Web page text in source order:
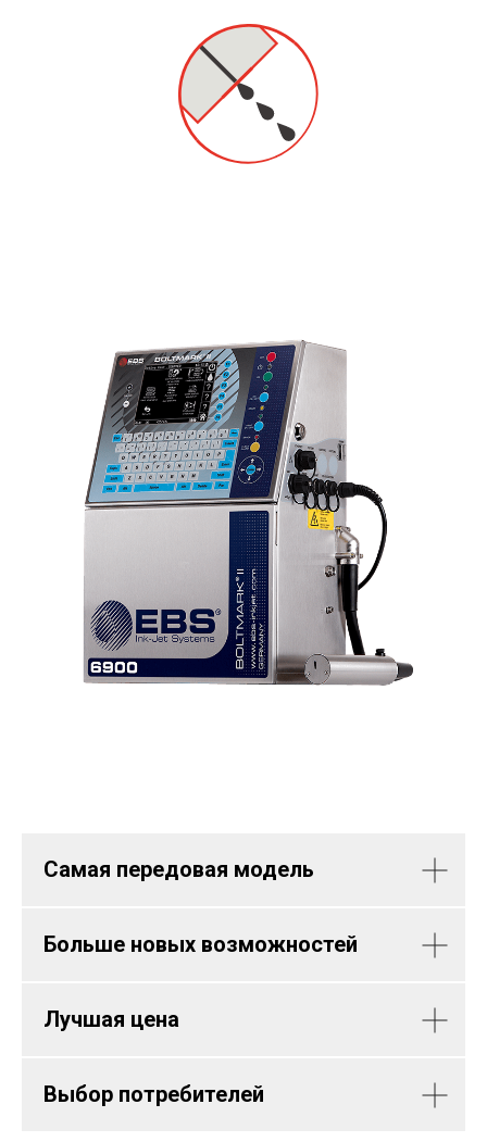
Самая передовая модель
Больше новых возможностей
Лучшая цена
Выбор потребителей